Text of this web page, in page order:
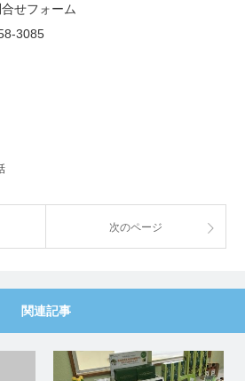
せフォーム
3085
次のページ
関連記事